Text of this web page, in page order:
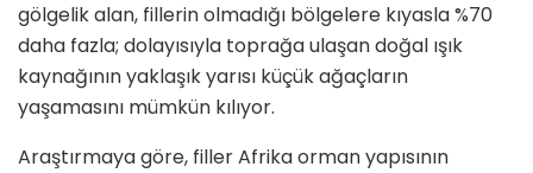
gölgelik alan, fillerin olmadığı bölgelere kıyasla %70
daha fazla; dolayısıyla toprağa ulaşan doğal ışık
kaynağının yaklaşık yarısı küçük ağaçların
yaşamasını mümkün kılıyor.
Araştırmaya göre, filler Afrika orman yapısının